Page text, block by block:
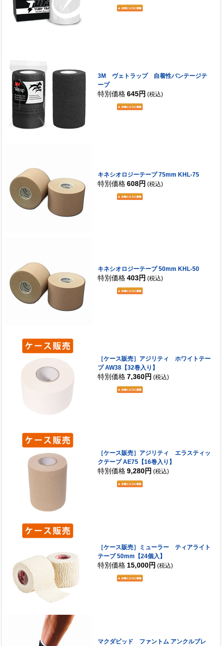
3M ヴェトラップ 自着性バンテージテ
ープ
特別価格 645円 (税込)
キネシオロジーテープ 75mm KHL-75
特別価格 608円 (税込)
キネシオロジーテープ 50mm KHL-50
特別価格 403円 (税込)
［ケース販売］アジリティ ホワイトテー
プ AW38【32巻入り】
特別価格 7,360円 (税込)
［ケース販売］アジリティ エラスティッ
クテープ AE75【16巻入り】
特別価格 9,280円 (税込)
［ケース販売］ミューラー ティアライト
テープ 50mm【24個入】
特別価格 15,000円 (税込)
マクダビッド ファントム アンクルブレ